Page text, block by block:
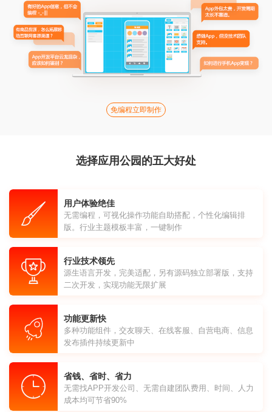
免编程立即制作
选择应用公园的五大好处
用户体验绝佳
无需编程，可视化操作功能自助搭配，个性化编辑排
版。行业主题模板丰富，一键制作
行业技术领先
源生语言开发，完美适配，另有源码独立部署版，支持
二次开发，实现功能无限扩展
功能更新快
多种功能组件，交友聊天、在线客服、自营电商、信息
发布插件持续更新中
省钱、省时、省力
无需找APP开发公司、无需自建团队费用、时间、人力
成本均可节省90%